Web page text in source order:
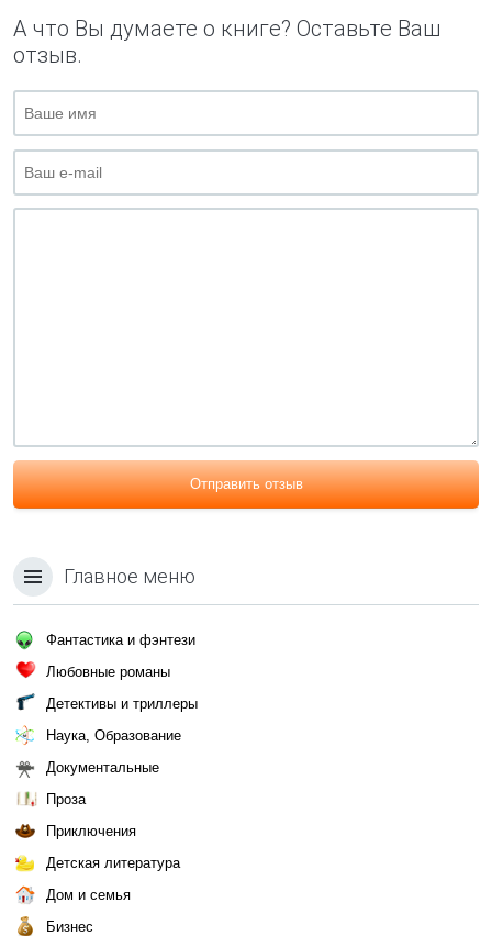
А что Вы думаете о книге? Оставьте Ваш
отзыв.
Отправить отзыв
Главное меню
Фантастика и фэнтези
Любовные романы
Детективы и триллеры
Наука, Образование
Документальные
Проза
Приключения
Детская литература
Дом и семья
Бизнес